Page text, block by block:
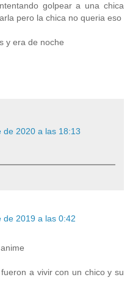
golpear a una chica
pero la chica no queria eso
y era de noche
de 2020 a las 18:13
de 2019 a las 0:42
a vivir con un chico y su